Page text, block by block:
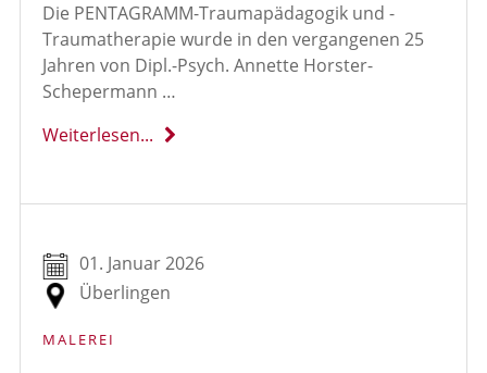
Die PENTAGRAMM-Traumapädagogik und -
Traumatherapie wurde in den vergangenen 25
Jahren von Dipl.-Psych. Annette Horster-
Schepermann …
Weiterlesen...
01. Januar 2026
Überlingen
MALEREI